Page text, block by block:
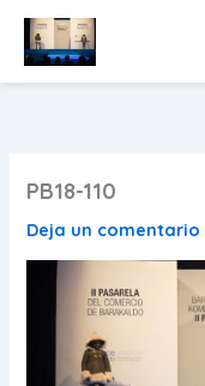
contenido
PB18-110
Deja un comentario